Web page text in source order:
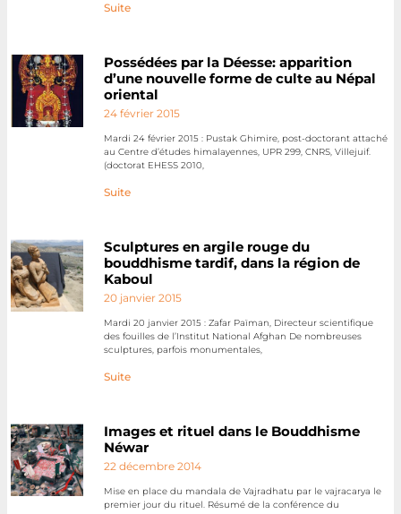
Suite
Possédées par la Déesse: apparition
d’une nouvelle forme de culte au Népal
oriental
24 février 2015
Mardi 24 février 2015 : Pustak Ghimire, post-doctorant attaché
au Centre d’études himalayennes, UPR 299, CNRS, Villejuif.
(doctorat EHESS 2010,
Suite
Sculptures en argile rouge du
bouddhisme tardif, dans la région de
Kaboul
20 janvier 2015
Mardi 20 janvier 2015 : Zafar Païman, Directeur scientifique
des fouilles de l’Institut National Afghan De nombreuses
sculptures, parfois monumentales,
Suite
Images et rituel dans le Bouddhisme
Néwar
22 décembre 2014
Mise en place du mandala de Vajradhatu par le vajracarya le
premier jour du rituel. Résumé de la conférence du